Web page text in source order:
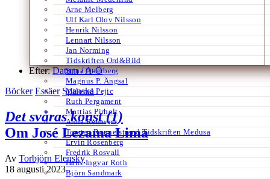
Arne Melberg
Ulf Karl Olov Nilsson
Henrik Nilsson
Lennart Nilsson
Jan Norming
Tidskriften Ord&Bild
Stina Otterberg
Magnus P. Ängsal
Milorad Pejic
Ruth Pergament
Mattias Pirholt
Anna Remmets
Torsten Rönnerstrand Tidskriften Medusa
Ervin Rosenberg
Fredrik Rosvall
Hans-Ingvar Roth
Björn Sandmark
Efter:Datum /A-Ö
Böcker Essäer Spanska
Det svåras konst (1)
Om José Lezama Lima
Av Torbjörn Elensky
18 augusti 2023